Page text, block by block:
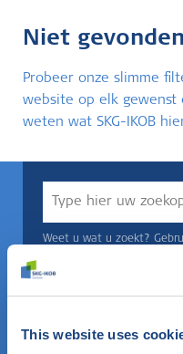
This website uses
Niet
Probeer onze slimme
website op elk
weten wat SKG-IKOB
Weet u wat u zoekt?
Kies een